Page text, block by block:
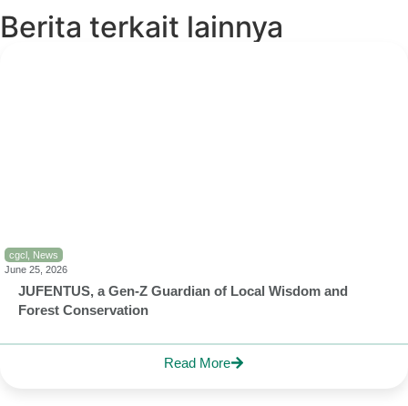
Berita terkait lainnya
cgcl News
June 25, 2026
JUFENTUS, a Gen-Z Guardian of Local Wisdom and
Forest Conservation
Read More